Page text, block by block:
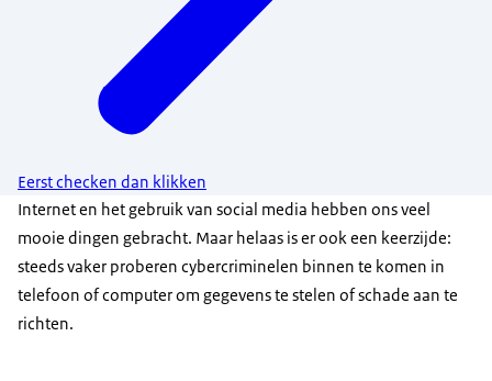
Eerst checken dan klikken
Internet en het gebruik van social media hebben ons veel
mooie dingen gebracht. Maar helaas is er ook een keerzijde:
steeds vaker proberen cybercriminelen binnen te komen in
telefoon of computer om gegevens te stelen of schade aan te
richten.